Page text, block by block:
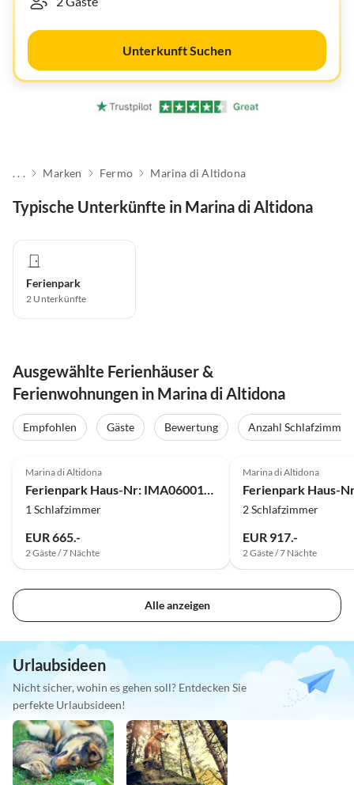
Unterkunft Suchen
. . . Marken Fermo Marina di Altidona
Typische Unterkünfte in Marina di Altidona
Ferienpark
2 Unterkünfte
Ausgewählte Ferienhäuser &
Ferienwohnungen in Marina di Altidona
Empfohlen Gäste Bewertung Anzahl Schlafzimmer
Marina di Altidona
1 Schlafzimmer
EUR 665.-
2 Gäste / 7 Nächte
Marina di Altidona
2 Schlafzimmer
EUR 917.-
2 Gäste / 7 Nächte
Alle anzeigen
Urlaubsideen
Nicht sicher, wohin es gehen soll? Entdecken Sie
perfekte Urlaubsideen!